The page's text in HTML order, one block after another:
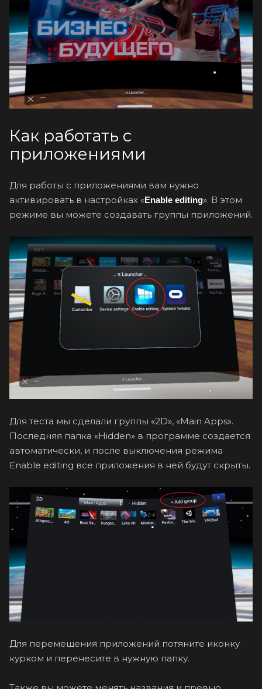
Как работать с
приложениями
Для работы с приложениями вам нужно
активировать в настройках «Enable editing». В этом
режиме вы можете создавать группы приложений.
Для теста мы сделали группы «2D», «Main Apps».
Последняя папка «Hidden» в программе создается
автоматически, и после выключения режима
Enable editing все приложения в ней будут скрыты.
Для перемещения приложений потяните иконку
курком и перенесите в нужную папку.